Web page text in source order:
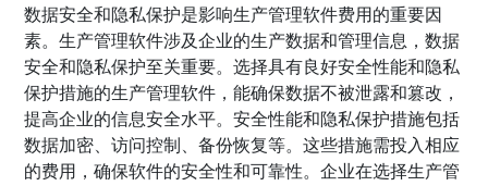
数据安全和隐私保护是影响生产管理软件费用的重要因
素。生产管理软件涉及企业的生产数据和管理信息，数据
安全和隐私保护至关重要。选择具有良好安全性能和隐私
保护措施的生产管理软件，能确保数据不被泄露和篡改，
提高企业的信息安全水平。安全性能和隐私保护措施包括
数据加密、访问控制、备份恢复等。这些措施需投入相应
的费用，确保软件的安全性和可靠性。企业在选择生产管